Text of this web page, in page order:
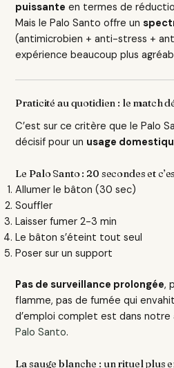
puissante en termes de
Mais le Palo Santo offre un
(antimicrobien + anti-stress +
expérience beaucoup plus
Praticité au quotidien : le match
C’est sur ce critère que le Palo
décisif pour un usage
Le Palo Santo : 20 secondes et
Allumer le bâton (30 sec)
Souffler
Laisser fumer 2-3 min
Le bâton s’éteint tout seul
Poser sur un support
Pas de surveillance prolongée,
flamme, pas de fumée qui
d’emploi complet est dans
Palo Santo.
La sauge blanche : un rituel plus